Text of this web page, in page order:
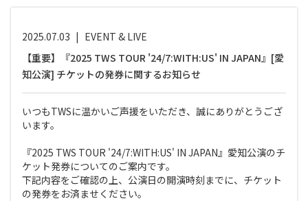
2025.07.03 | EVENT & LIVE
【重要】『2025 TWS TOUR '24/7:WITH:US' IN JAPAN』[愛
知公演] チケットの発券に関するお知らせ
いつもTWSに温かいご声援をいただき、誠にありがとうござ
います。
『2025 TWS TOUR '24/7:WITH:US' IN JAPAN』愛知公演のチ
ケット発券についてのご案内です。
下記内容をご確認の上、公演日の開演時刻までに、チケット
の発券をお済ませください。